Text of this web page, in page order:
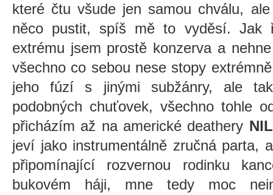
které čtu všude jen samou chválu,
něco pustit, spíš mě to vyděsí. Jak
extrému jsem prostě konzerva a
všechno co sebou nese stopy
jeho fúzí s jinými subžánry, ale
podobných chuťovek, všechno tohle
přicházím až na americké deathery
jeví jako instrumentálně zručná parta,
připomínající rozvernou rodinku
bukovém háji, mne tedy moc